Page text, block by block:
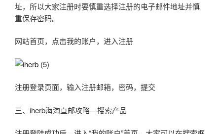
址，所以大家注册时要慎重选择注册的电子邮件地址并慎
重保存密码。
网站首页，点击我的账户，进入注册
注册登录页面，输入注册邮箱，密码，提交
三、iherb海淘直邮攻略—搜索产品